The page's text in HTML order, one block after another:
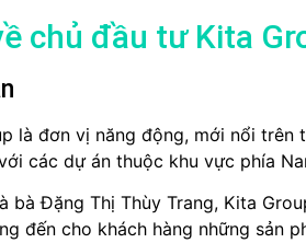
chủ đầu tư Kita
là đơn vị năng động, mới nổi
các dự án thuộc khu vực phía
bà Đặng Thị Thùy Trang, Kita
đến cho khách hàng những sản